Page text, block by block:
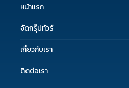
หน้าแรก
จัดกรุ๊ปทัวร์
เกี่ยวกับเรา
ติดต่อเรา